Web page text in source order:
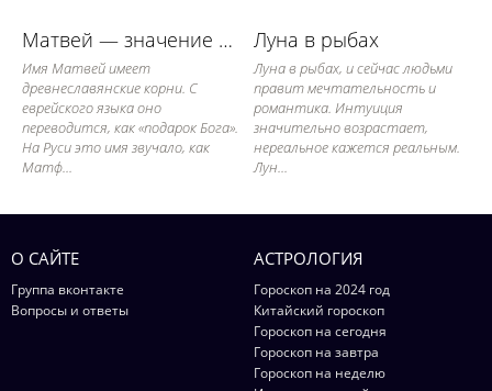
Матвей — значение имени, его судьба и характер
Имя Матвей имеет
древнеславянские корни. С
еврейского языка оно
переводится, как «подарок Бога».
На Руси это имя звучало, как
Матф...
Луна в рыбах
Луна в рыбах, и сейчас людьми
правит мечтательность и
романтика. Интуиция
значительно возрастает,
нереальное кажется реальным.
Лун...
О САЙТЕ
Группа вконтакте
Вопросы и ответы
АСТРОЛОГИЯ
Гороскоп на 2024 год
Китайский гороскоп
Гороскоп на сегодня
Гороскоп на завтра
Гороскоп на неделю